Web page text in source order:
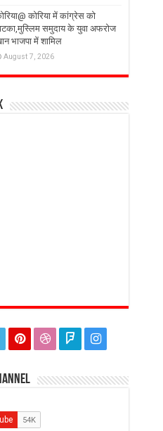
कोरिया में कांग्रेस को
समुदाय के युवा अफरोज
भाजपा में शामिल
August 7, 2026